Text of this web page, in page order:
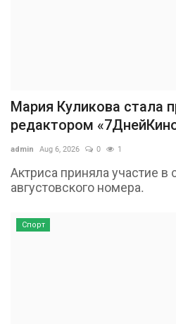
Мария Куликова стала
редактором
admin Aug 6, 2026 0 1
Актриса приняла участие в
августовского номера.
Спорт